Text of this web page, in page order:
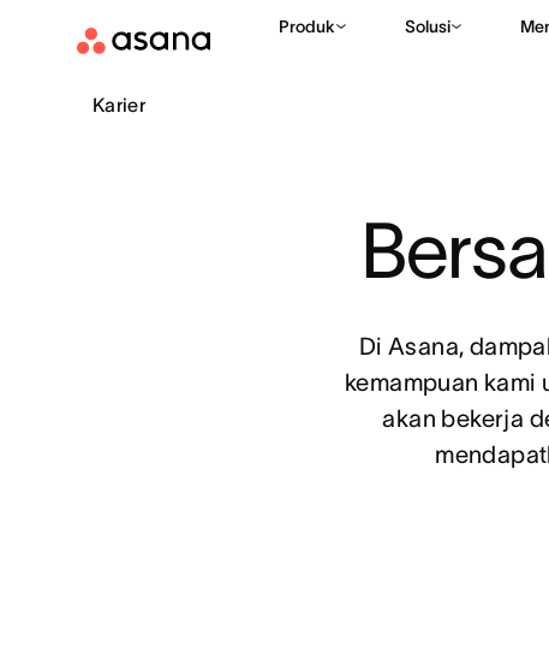
Produk Solusi
Karier
Di Asana,
kemampuan kami
akan bekerja